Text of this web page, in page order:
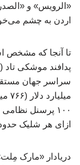
«الرویس» و
اردن به چشم
تا آنجا که مشخص
سراسر جهان
۱۰۰ پرسنل
ازای هر شلیک حدود ۱۲.۷ میلیون دلار هزینه
دریادار «مارک